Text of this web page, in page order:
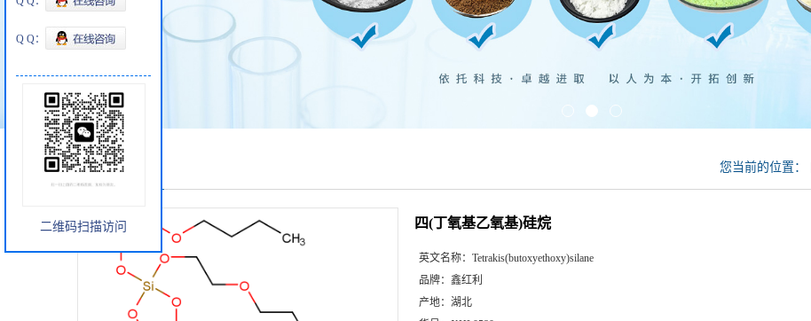
产品展厅 您当前的位置：
四(丁氧基乙氧基)硅烷
英文名称： Tetrakis(butoxyethoxy)silane
品牌： 鑫红利
产地： 湖北
Q Q：
二维码扫描访问